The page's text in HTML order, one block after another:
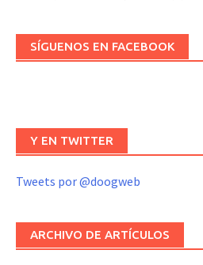
SÍGUENOS EN FACEBOOK
Y EN TWITTER
Tweets por @doogweb
ARCHIVO DE ARTÍCULOS